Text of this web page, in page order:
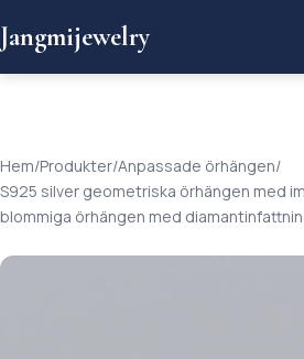
Jangmijewelry
Hem/Produkter/Anpassade örhängen/
S925 silver geometriska örhängen med
blommiga örhängen med